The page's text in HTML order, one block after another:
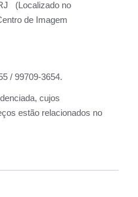
(Localizado no
de Imagem
/ 99709-3654.
cujos
estão relacionados no